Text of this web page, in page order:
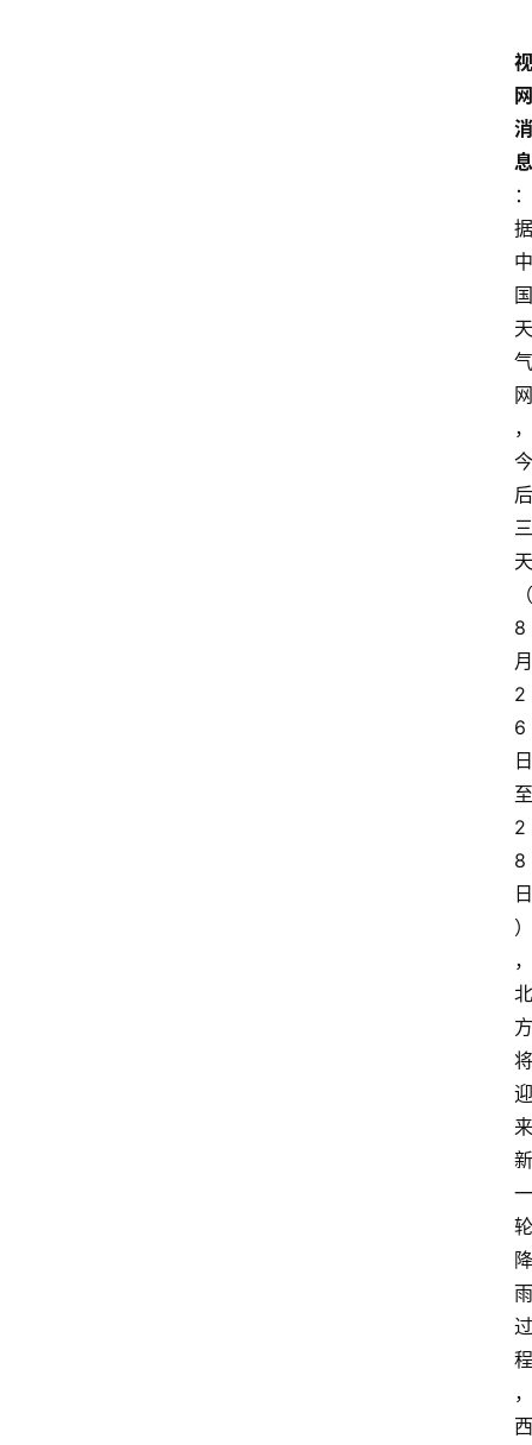
视
网
消
息
：
据
中
国
天
气
网
，
今
后
三
天
（
8
月
2
6
日
至
2
8
日
）
，
北
方
将
迎
来
新
一
轮
降
雨
过
程
，
西